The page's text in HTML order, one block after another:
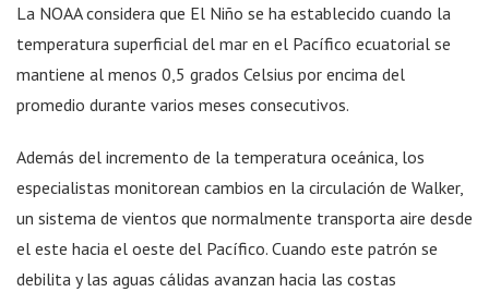
La NOAA considera que El Niño se ha establecido cuando la
temperatura superficial del mar en el Pacífico ecuatorial se
mantiene al menos 0,5 grados Celsius por encima del
promedio durante varios meses consecutivos.
Además del incremento de la temperatura oceánica, los
especialistas monitorean cambios en la circulación de Walker,
un sistema de vientos que normalmente transporta aire desde
el este hacia el oeste del Pacífico. Cuando este patrón se
debilita y las aguas cálidas avanzan hacia las costas